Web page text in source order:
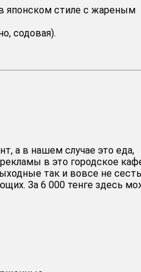
японском стиле с жареным
содовая).
а в нашем случае это еда,
в это городское
так и вовсе не
За 6 000 тенге здесь